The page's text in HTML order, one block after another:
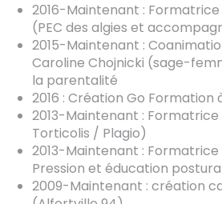
2016-Maintenant :
(PEC des algies et
2015-Maintenant :
Caroline Chojnicki (sage-
la parentalité
2016 : Création Go Formation
2013-Maintenant : Formatrice
Torticolis / Plagio)
2013-Maintenant :
Pression et éducation
2009-Maintenant : création